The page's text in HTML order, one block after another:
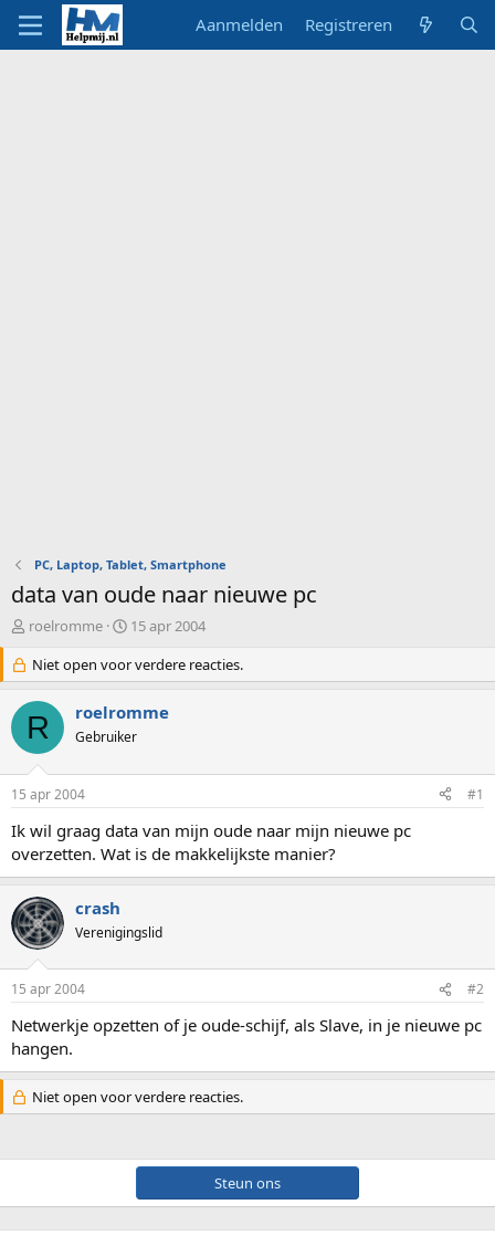
Aanmelden Registreren
PC, Laptop, Tablet, Smartphone
data van oude naar nieuwe pc
O
d
e
r
w
e
s
t
a
r
t
e
r
roelromme
S
a
r
d
a
m
15 apr 2004
Niet open voor verdere reacties.
R roelromme
Gebruiker
15 apr 2004 #1
Ik wil graag data van mijn oude naar mijn nieuwe pc
overzetten. Wat is de makkelijkste manier?
crash
Verenigingslid
15 apr 2004 #2
Netwerkje opzetten of je oude-schijf, als Slave, in je nieuwe pc
hangen.
Niet open voor verdere reacties.
Steun ons